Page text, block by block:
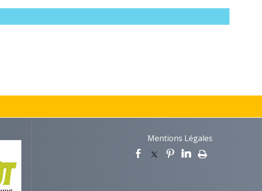
Mentions Légales